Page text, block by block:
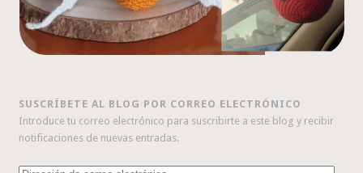
SUSCRÍBETE AL BLOG POR CORREO ELECTRÓNICO
Introduce tu correo electrónico para suscribirte a este blog y recibir
notificaciones de nuevas entradas.